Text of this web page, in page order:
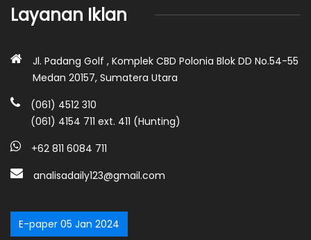
Layanan Iklan
Jl. Padang Golf , Komplek CBD Polonia Blok DD No.54-55
Medan 20157, Sumatera Utara
(061) 4512 310
(061) 4154 711 ext. 411 (Hunting)
+62 811 6084 711
analisadaily123@gmail.com
E-paper 05 Jan 2024